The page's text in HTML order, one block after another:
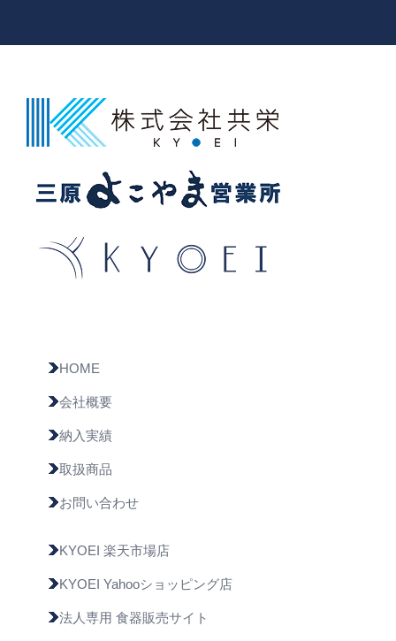
HOME
会社概要
納入実績
取扱商品
お問い合わせ
KYOEI 楽天市場店
KYOEI Yahooショッピング店
法人専用 食器販売サイト